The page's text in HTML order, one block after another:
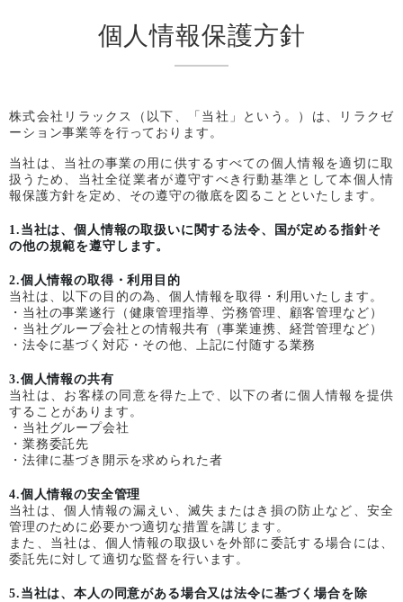
個人情報保護方針
株式会社リラックス（以下、「当社」という。）は、リラクゼ
ーション事業等を行っております。
当社は、当社の事業の用に供するすべての個人情報を適切に取
扱うため、当社全従業者が遵守すべき行動基準として本個人情
報保護方針を定め、その遵守の徹底を図ることといたします。
1.当社は、個人情報の取扱いに関する法令、国が定める指針そ
の他の規範を遵守します。
2.個人情報の取得・利用目的
当社は、以下の目的の為、個人情報を取得・利用いたします。
・当社の事業遂行（健康管理指導、労務管理、顧客管理など）
・当社グループ会社との情報共有（事業連携、経営管理など）
・法令に基づく対応・その他、上記に付随する業務
3.個人情報の共有
当社は、お客様の同意を得た上で、以下の者に個人情報を提供
することがあります。
・当社グループ会社
・業務委託先
・法律に基づき開示を求められた者
4.個人情報の安全管理
当社は、個人情報の漏えい、滅失またはき損の防止など、安全
管理のために必要かつ適切な措置を講じます。
また、当社は、個人情報の取扱いを外部に委託する場合には、
委託先に対して適切な監督を行います。
5.当社は、本人の同意がある場合又は法令に基づく場合を除